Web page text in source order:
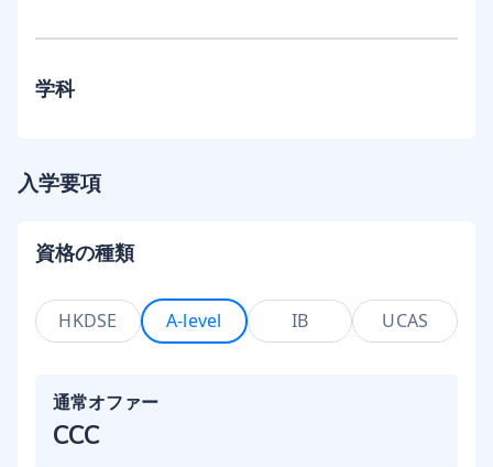
学科
入学要項
資格の種類
HKDSE A-level IB UCAS
通常オファー
CCC